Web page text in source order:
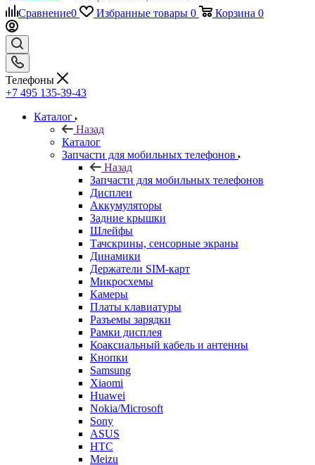
Телефоны
+7 495 135-39-43
Каталог
Запчасти для мобильных телефонов
Запчасти для мобильных телефонов
Дисплеи
Аккумуляторы
Задние крышки
Шлейфы
Тачскрины, сенсорные экраны
Динамики
Держатели SIM-карт
Микросхемы
Камеры
Платы клавиатуры
Разъемы зарядки
Рамки дисплея
Коаксиальный кабель и антенны
Кнопки
Samsung
Xiaomi
Huawei
Nokia/Microsoft
Sony
ASUS
HTC
Meizu
FLY
LG
Lenovo
Sony Ericsson